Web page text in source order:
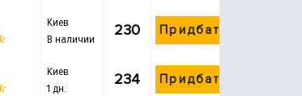
Киев
В наличии
230 Придбати
Киев
1 дн.
234 Придбати